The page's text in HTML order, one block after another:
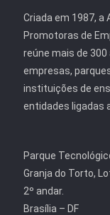
Criada em 1987, a
Promotoras de
reúne mais de
empresas,
instituições de
entidades ligadas
Parque
Granja do Torto,
2º andar.
Brasília – DF